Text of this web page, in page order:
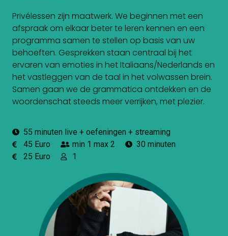
Privélessen zijn maatwerk. We beginnen met een
afspraak om elkaar beter te leren kennen en een
programma samen te stellen op basis van uw
behoeften. Gesprekken staan ​​centraal bij het
ervaren van emoties in het Italiaans/Nederlands en
het vastleggen van de taal in het volwassen brein.
Samen gaan we de grammatica ontdekken en de
woordenschat steeds meer verrijken, met plezier.
55 minuten live + oefeningen + streaming
45 Euro
min 1 max 2
30 minuten
25 Euro
1